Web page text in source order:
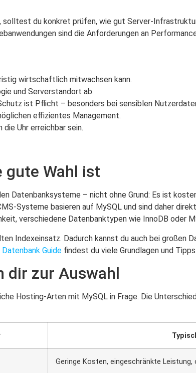
du konkret prüfen, wie gut Server-
sind die Anforderungen an
wirtschaftlich mitwachsen kann.
und Serverstandort ab.
ist Pflicht – besonders bei sensiblen
effizientes Management.
Uhr erreichbar sein.
gute Wahl ist
Datenbanksysteme – nicht ohne Grund: Es ist
Systeme basieren auf MySQL und sind daher
verschiedene Datenbanktypen wie InnoDB oder
Indexeinsatz. Dadurch kannst du auch bei großen
Guide findest du viele Grundlagen und Tipps.
dir zur Auswahl
Hosting-Arten mit MySQL in Frage. Die
Geringe Kosten, eingeschränkte Leistung,